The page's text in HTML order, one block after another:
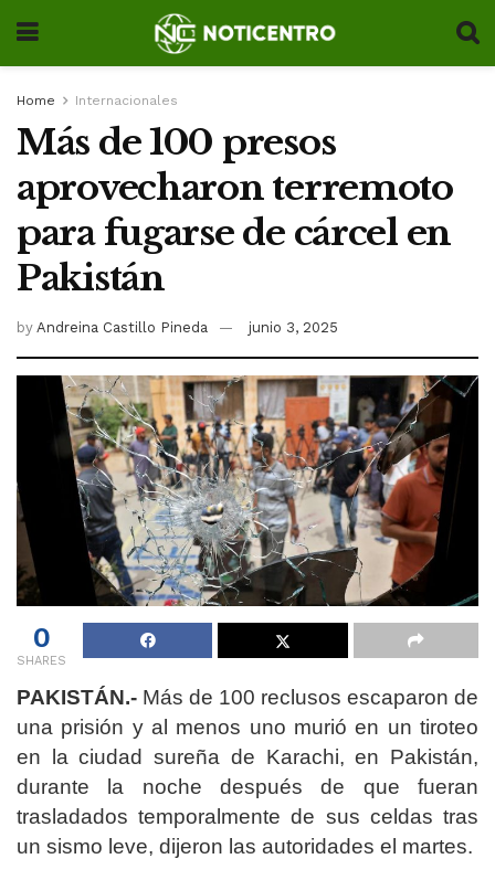
Home Internacionales
Más de 100 presos
aprovecharon terremoto
para fugarse de cárcel en
Pakistán
by Andreina Castillo Pineda junio 3, 2025
0
SHARES
PAKISTÁN.- Más de 100 reclusos escaparon de
una prisión y al menos uno murió en un tiroteo
en la ciudad sureña de Karachi, en Pakistán,
durante la noche después de que fueran
trasladados temporalmente de sus celdas tras
un sismo leve, dijeron las autoridades el martes.